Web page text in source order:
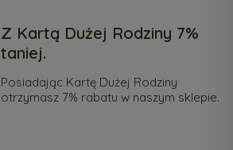
Z Kartą Dużej Rodziny 7%
taniej.
Posiadając Kartę Dużej Rodziny
otrzymasz 7% rabatu w naszym sklepie.